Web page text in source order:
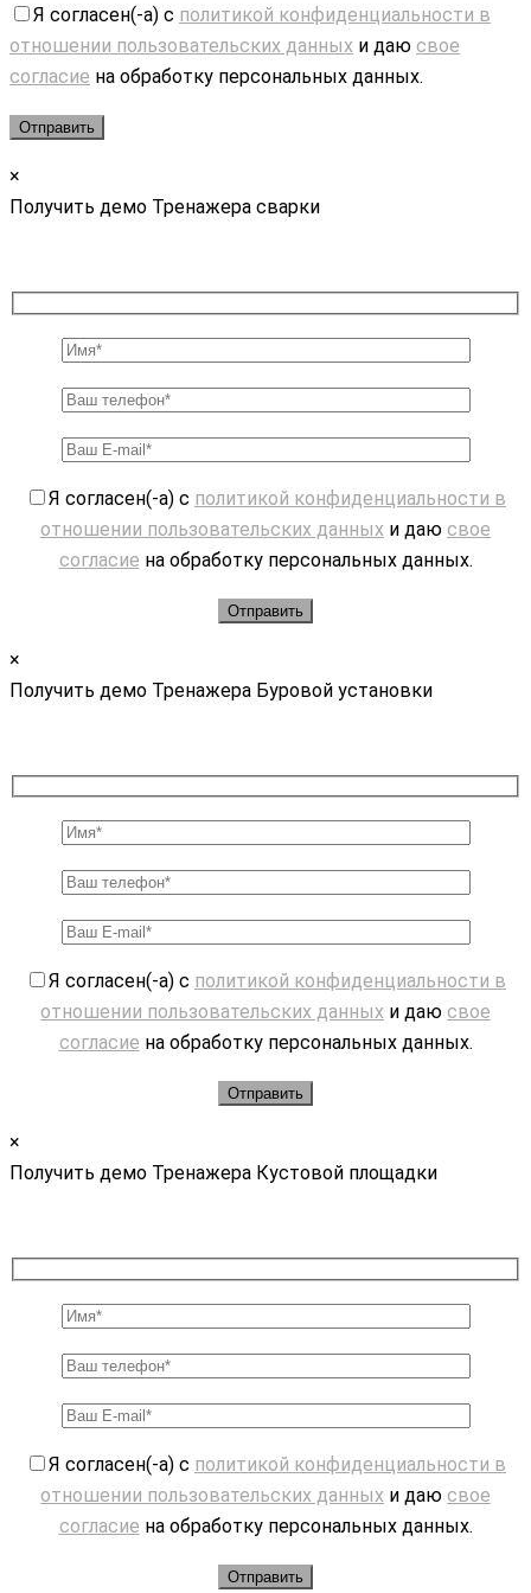
Я согласен(-а) с политикой конфиденциальности в
отношении пользовательских данных и даю свое
согласие на обработку персональных данных.
×
Получить демо Тренажера сварки
Я согласен(-а) с политикой конфиденциальности в
отношении пользовательских данных и даю свое
согласие на обработку персональных данных.
×
Получить демо Тренажера Буровой установки
Я согласен(-а) с политикой конфиденциальности в
отношении пользовательских данных и даю свое
согласие на обработку персональных данных.
×
Получить демо Тренажера Кустовой площадки
Я согласен(-а) с политикой конфиденциальности в
отношении пользовательских данных и даю свое
согласие на обработку персональных данных.